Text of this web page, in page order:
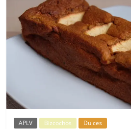
APLV Bizcochos Dulces